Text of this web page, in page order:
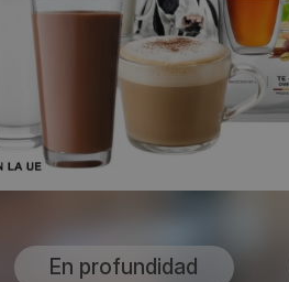
En profundidad